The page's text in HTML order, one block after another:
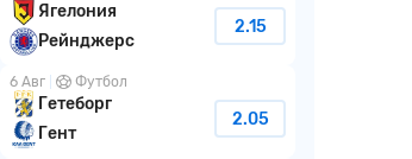
Ягелония
Рейнджерс
2.15
6 Авг Футбол
Гетеборг
Гент
2.05